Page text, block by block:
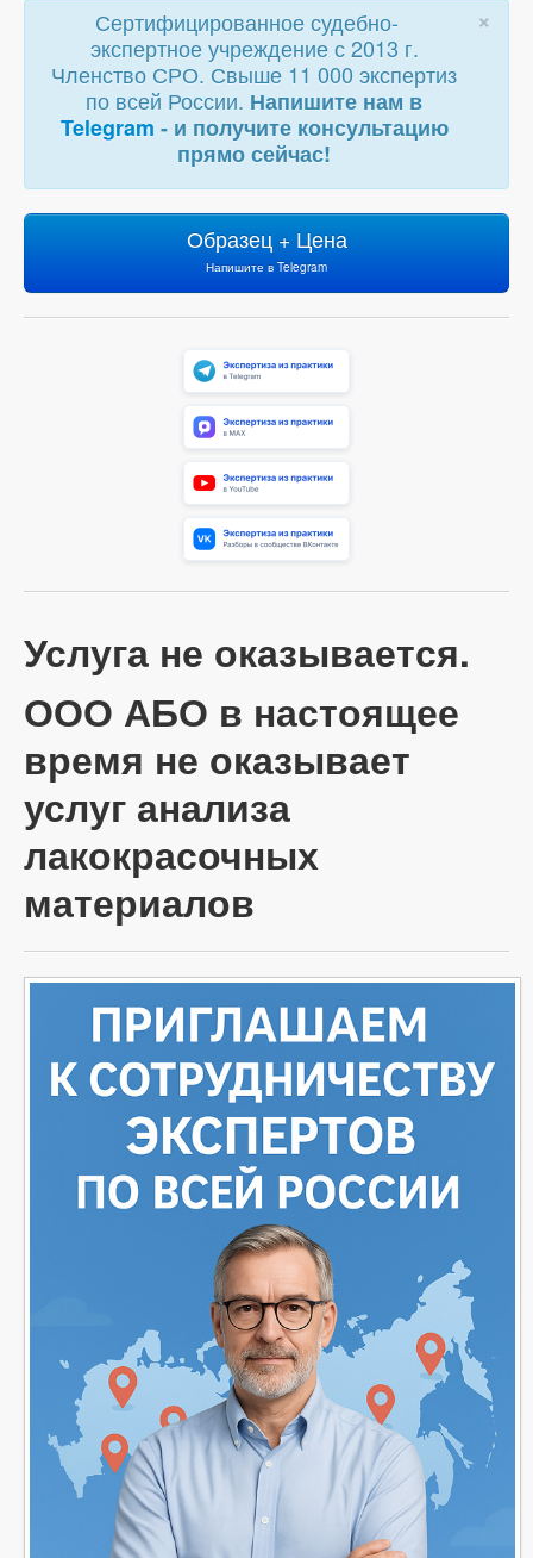
×
Сертифицированное судебно-
экспертное учреждение с 2013 г.
Членство СРО. Свыше 11 000 экспертиз
по всей России. Напишите нам в
Telegram - и получите консультацию
прямо сейчас!
Образец + Цена
Напишите в Telegram
Услуга не оказывается.
ООО АБО в настоящее
время не оказывает
услуг анализа
лакокрасочных
материалов